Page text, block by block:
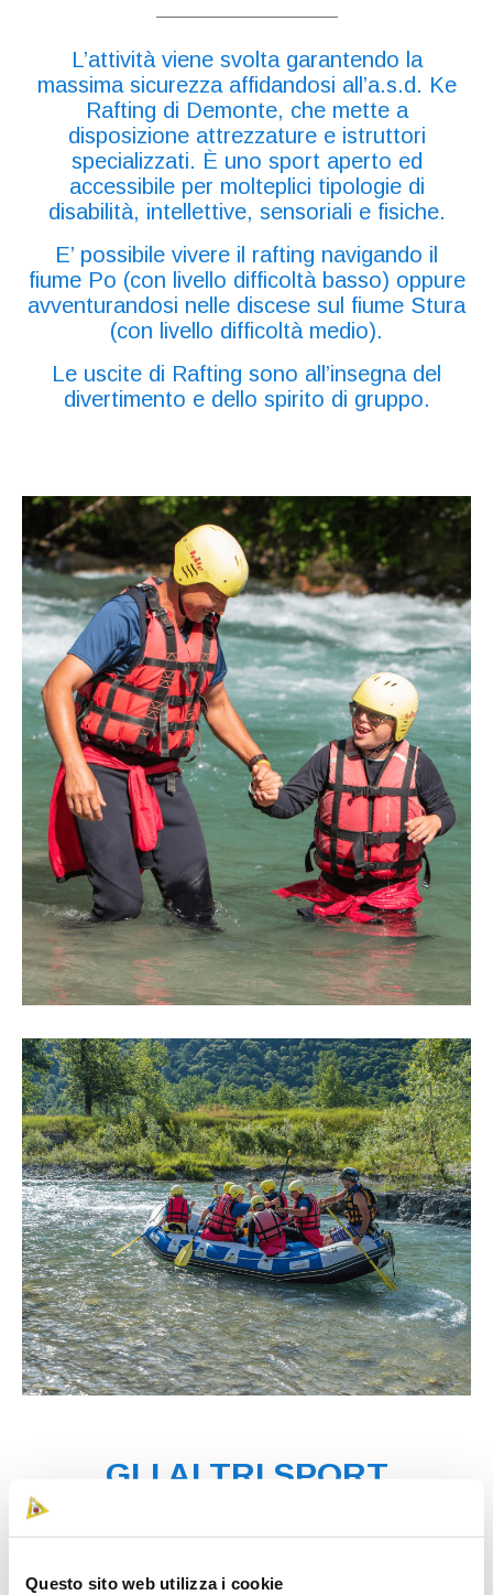
Questo sito web utilizza i cookie
L’attività viene svolta garantendo la
massima sicurezza affidandosi all’a.s.d. Ke
Rafting di Demonte, che mette a
disposizione attrezzature e istruttori
specializzati. È uno sport aperto ed
accessibile per molteplici tipologie di
disabilità, intellettive, sensoriali e fisiche.
E’ possibile vivere il rafting navigando il
fiume Po (con livello difficoltà basso) oppure
avventurandosi nelle discese sul fiume Stura
(con livello difficoltà medio).
Le uscite di Rafting sono all’insegna del
divertimento e dello spirito di gruppo.
GLI ALTRI SPORT
Equitazione